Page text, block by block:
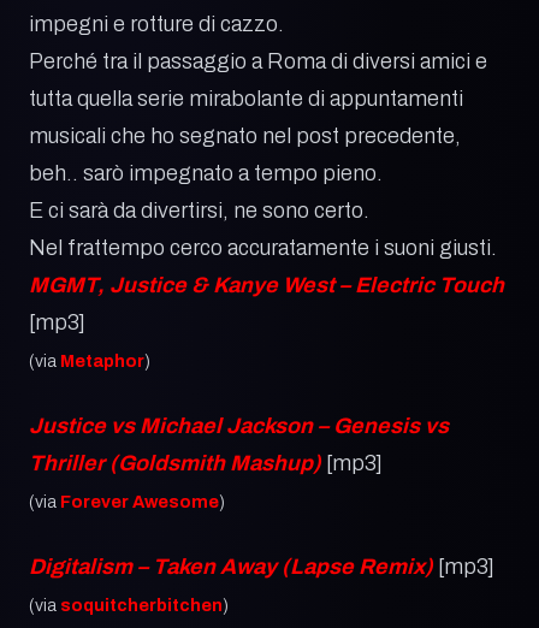
impegni e rotture di cazzo.
Perché tra il passaggio a Roma di diversi amici e
tutta quella serie mirabolante di appuntamenti
musicali che ho segnato nel post precedente,
beh.. sarò impegnato a tempo pieno.
E ci sarà da divertirsi, ne sono certo.
Nel frattempo cerco accuratamente i suoni giusti.
MGMT, Justice & Kanye West – Electric Touch
[mp3]
(via Metaphor)
Justice vs Michael Jackson – Genesis vs
Thriller (Goldsmith Mashup) [mp3]
(via Forever Awesome)
Digitalism – Taken Away (Lapse Remix) [mp3]
(via soquitcherbitchen)